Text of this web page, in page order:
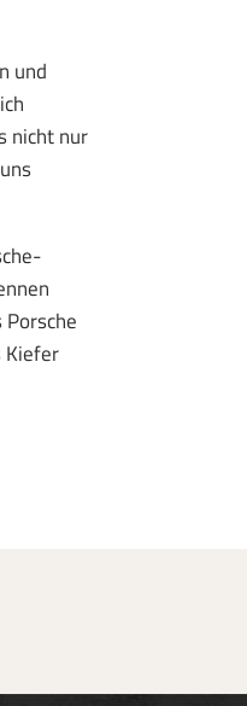
und
nicht nur
Kiefer